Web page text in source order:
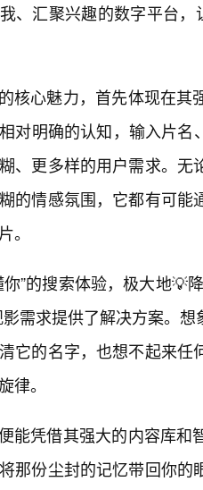
、汇聚兴趣的数字平台
的核心魅力，首先体现在
对明确的认知，输入片名
、更多样的用户需求。
的情感氛围，它都有可
。
你”的搜索体验，极大地💡
影需求提供了解决方案。
它的名字，也想不起来
律。
便能凭借其强大的内容库
那份尘封的记忆带回你